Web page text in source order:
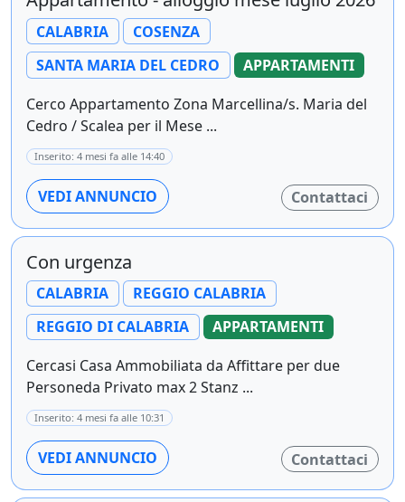
CALABRIA
COSENZA
SANTA MARIA DEL CEDRO
APPARTAMENTI
Cerco Appartamento Zona Marcellina/s. Maria del
Cedro / Scalea per il Mese ...
Inserito: 4 mesi fa alle 14:40
VEDI ANNUNCIO Contattaci
Con urgenza
CALABRIA
REGGIO CALABRIA
REGGIO DI CALABRIA
APPARTAMENTI
Cercasi Casa Ammobiliata da Affittare per due
Personeda Privato max 2 Stanz ...
Inserito: 4 mesi fa alle 10:31
VEDI ANNUNCIO Contattaci